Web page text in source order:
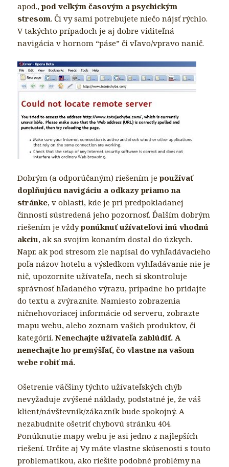
apod.,pod veľkým časovým a psychickým
stresom. Či vy sami potrebujete niečo nájsť rýchlo.
V takýchto prípadoch je aj dobre viditeľná
navigácia v hornom “páse” či vľavo/vpravo nanič.
Dobrým (a odporúčaným) riešením jepoužívať
doplňujúcu navigáciu a odkazy priamo na
stránke, v oblasti, kde je pri predpokladanej
činnosti sústredená jeho pozornosť. Ďalším dobrým
riešením je vždyponúknuť užívateľovi inú vhodnú
akciu, ak sa svojím konaním dostal do úzkych.
Napr. ak pod stresom zle napísal do vyhľadávacieho
poľa názov hotelu a výsledkom vyhľadávanie nie je
nič, upozornite užívateľa, nech si skontroluje
správnosť hľadaného výrazu, prípadne ho pridajte
do textu a zvýraznite. Namiesto zobrazenia
ničnehovoriacej informácie od serveru, zobrazte
mapu webu, alebo zoznam vašich produktov, či
kategórií.Nenechajte užívateľa zablúdiť. A
nenechajte ho premýšľať, čo vlastne na vašom
webe robiť má.
Ošetrenie väčšiny týchto užívateľských chýb
nevyžaduje zvýšené náklady, podstatné je, že váš
klient/návštevník/zákazník bude spokojný. A
nezabudnite ošetriť chybovú stránku 404.
Ponúknutie mapy webu je asi jedno z najlepších
riešení. Určite aj Vy máte vlastne skúsenosti s touto
problematikou, ako riešite podobné problémy na